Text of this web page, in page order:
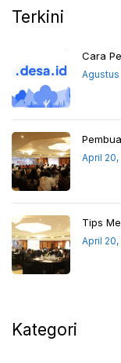
Terkini
Cara
April
Tips
April
Kategori